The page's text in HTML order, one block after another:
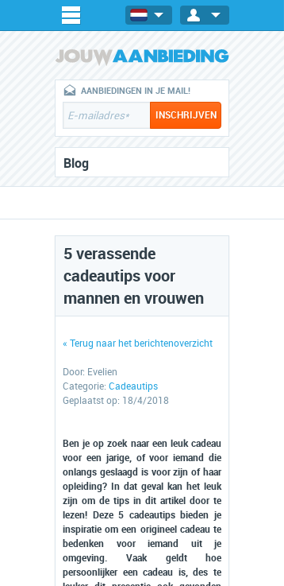
AANBIEDINGEN IN JE MAIL!
Blog
5 verassende
cadeautips voor
mannen en vrouwen
« Terug naar het berichtenoverzicht
Door: Evelien
Categorie: Cadeautips
Geplaatst op: 18/4/2018
Ben je op zoek naar een leuk cadeau
voor een jarige, of voor iemand die
onlangs geslaagd is voor zijn of haar
opleiding? In dat geval kan het leuk
zijn om de tips in dit artikel door te
lezen! Deze 5 cadeautips bieden je
inspiratie om een origineel cadeau te
bedenken voor iemand uit je
omgeving. Vaak geldt hoe
persoonlijker een cadeau is, des te